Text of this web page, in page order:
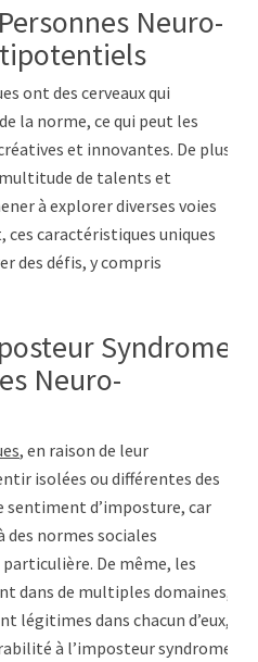
Neuro-
ont des cerveaux qui
la norme, ce qui peut les
et innovantes. De plus,
de talents et
à explorer diverses voies
caractéristiques uniques
des défis, y compris
Syndrome
Neuro-
, en raison de leur
isolées ou différentes des
sentiment d’imposture, car
normes sociales
De même, les
dans de multiples domaines,
légitimes dans chacun d’eux,
à l’imposteur syndrome.